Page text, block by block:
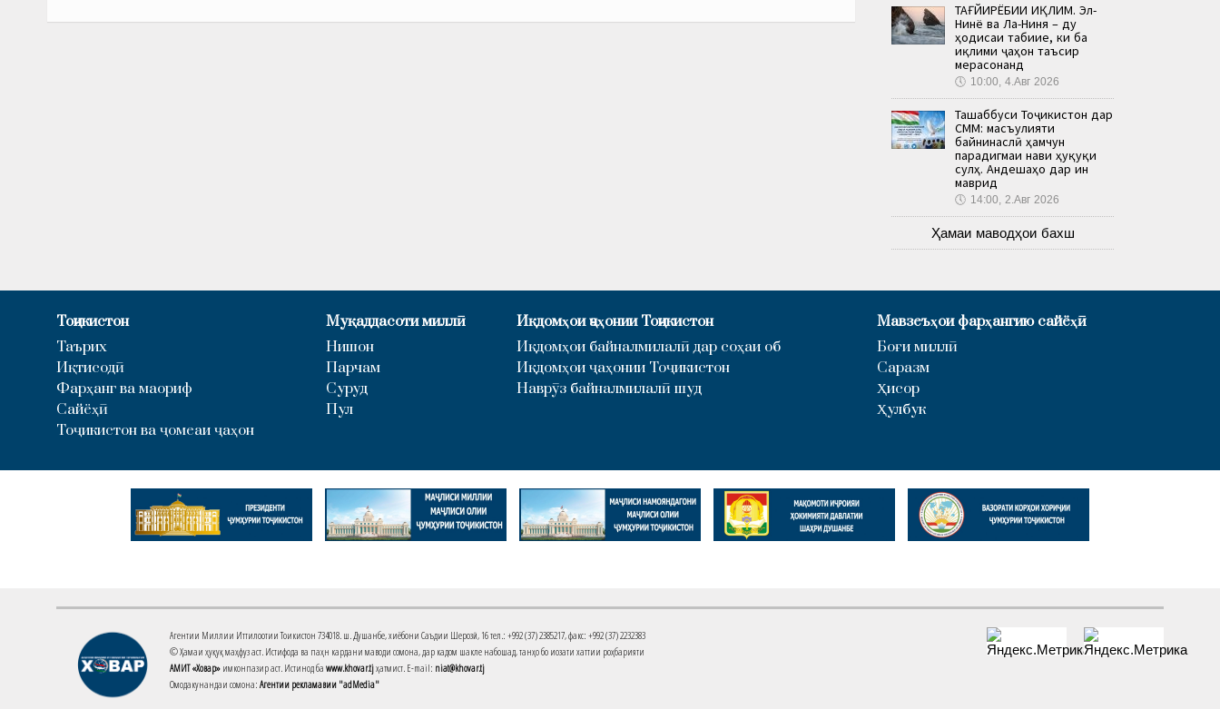
ТАҒЙИРЁБИИ ИҚЛИМ. Эл-
Нинё ва Ла-Ниня – ду
ҳодисаи табиие, ки ба
иқлими ҷаҳон таъсир
мерасонанд
🕔 10:00, 4.Авг 2026
Ташаббуси Тоҷикистон дар
СММ: масъулияти
байнинаслӣ ҳамчун
парадигмаи нави ҳуқуқи
сулҳ. Андешаҳо дар ин
маврид
🕔 14:00, 2.Авг 2026
Ҳамаи маводҳои бахш
Тоҷикистон
Таърих
Иқтисодӣ
Фарҳанг ва маориф
Сайёҳӣ
Тоҷикистон ва ҷомеаи ҷаҳон
Муқаддасоти миллӣ
Нишон
Парчам
Суруд
Пул
Иқдомҳои ҷаҳонии Тоҷикистон
Иқдомҳои байналмилалӣ дар соҳаи об
Иқдомҳои ҷаҳонии Тоҷикистон
Наврӯз байналмилалӣ шуд
Мавзеъҳои фарҳангию сайёҳӣ
Боғи миллӣ
Саразм
Ҳисор
Ҳулбук
Агентии Миллии Иттилоотии Тоҷикистон 734018. ш. Душанбе, хиёбони Саъдии Шерозӣ, 16 тел.: +992 (37) 2385217, факс: +992 (37) 2232383
© Ҳамаи ҳуқуқ маҳфуз аст. Истифода ва паҳн кардани маводи сомона, дар кадом шакле набошад, танҳо бо иҷозати хаттии роҳбарияти
АМИТ «Ховар» имконпазир аст. Истинод ба www.khovar.tjҳатмист. E-mail: niat@khovar.tj
Омодакунандаи сомона: Агентии рекламавии "adMedia"